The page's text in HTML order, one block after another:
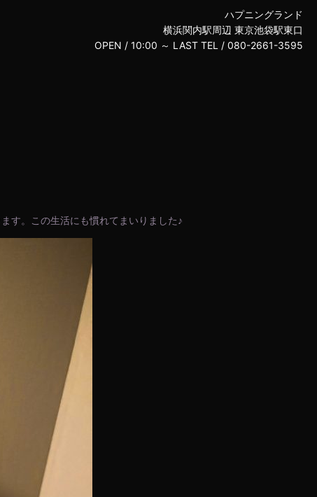
ハプニングランド
横浜関内駅周辺 東京池袋駅東口
OPEN / 10:00 ～ LAST TEL / 080-2661-3595
す。この生活にも慣れてまいりました♪